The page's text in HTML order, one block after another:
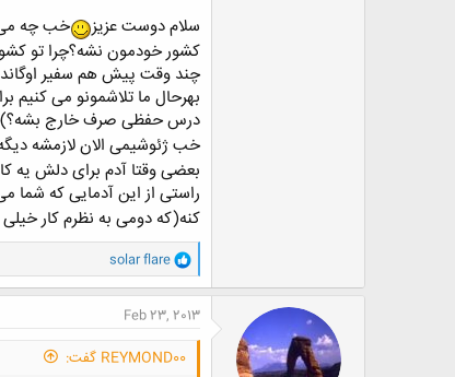
سلام دوست عزیز
خب چه می
کشور خودمون نشه؟چرا تو
چند وقت پیش هم سفیر
بهرحال ما تلاشمونو می کنیم
درس حفظی صرف خارج
خب ژئوشیمی الان لازمشه
بعضی وقتا آدم برای دلش یه
راستی از این آدمایی که
کنه(که دومی به نظرم کار
و
ا
ک
ش
ا
solar flare
Feb 23, 2013
REYMOND00 گفت: